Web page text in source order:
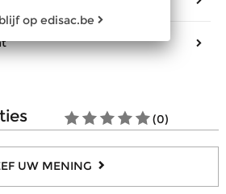
Overslagflap
1
1
(0)
UW MENING
op edisac.be